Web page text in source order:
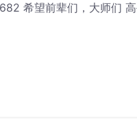
希望前辈们，大师们